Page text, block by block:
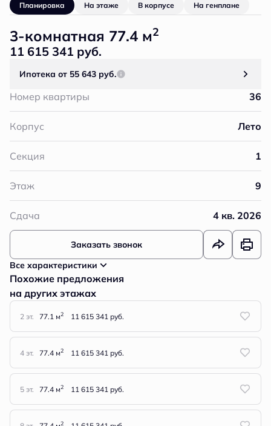
Планировка На этаже В корпусе На генплане
3-комнатная 77.4 м2
11 615 341 руб.
Ипотека от 55 643 руб.
Номер квартиры 36
Корпус Лето
Секция 1
Этаж 9
Сдача 4 кв. 2026
Заказать звонок
Все характеристики
Похожие предложения
на других этажах
2 эт. 77.1 м2 11 615 341 руб.
4 эт. 77.4 м2 11 615 341 руб.
5 эт. 77.4 м2 11 615 341 руб.
2